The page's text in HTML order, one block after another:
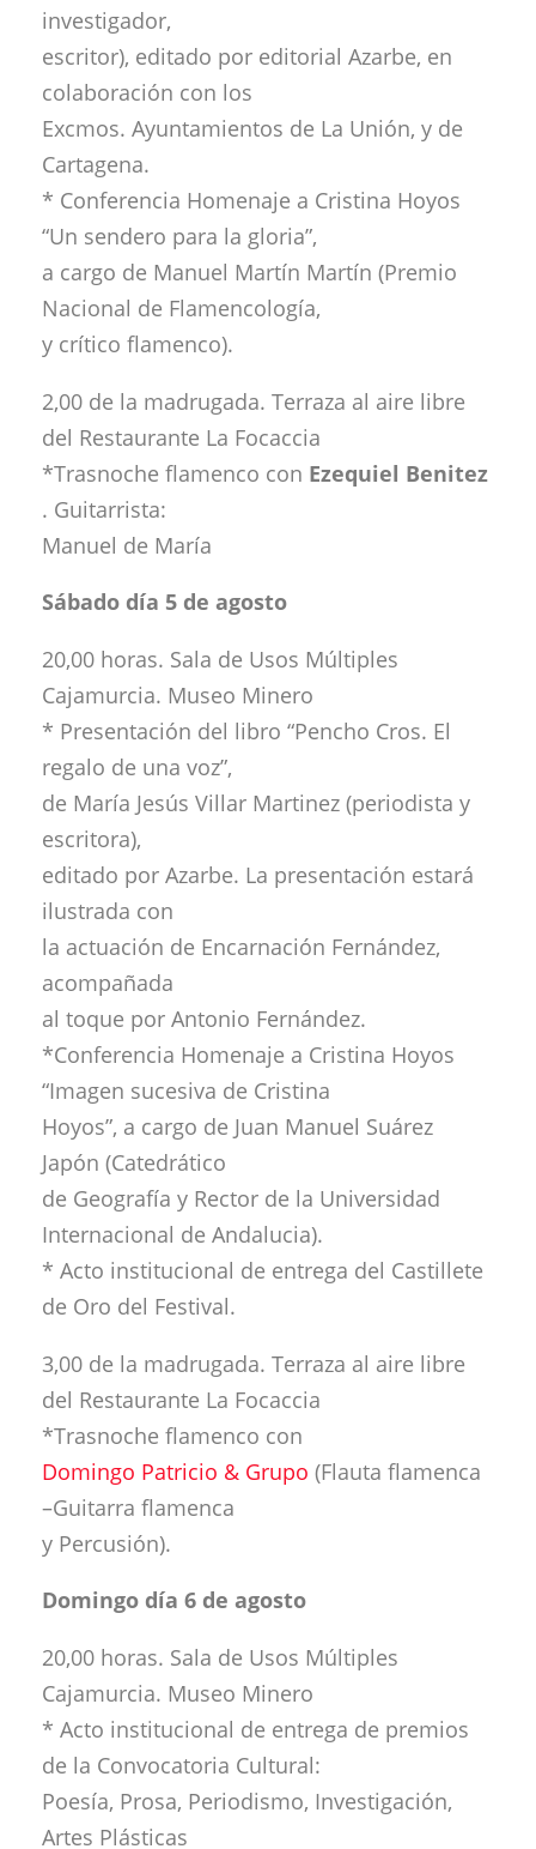
investigador,
escritor), editado por editorial Azarbe, en
colaboración con los
Excmos. Ayuntamientos de La Unión, y de
Cartagena.
* Conferencia Homenaje a Cristina Hoyos
“Un sendero para la gloria”,
a cargo de Manuel Martín Martín (Premio
Nacional de Flamencología,
y crítico flamenco).
2,00 de la madrugada. Terraza al aire libre
del Restaurante La Focaccia
*Trasnoche flamenco con Ezequiel Benitez
. Guitarrista:
Manuel de María
Sábado día 5 de agosto
20,00 horas. Sala de Usos Múltiples
Cajamurcia. Museo Minero
* Presentación del libro “Pencho Cros. El
regalo de una voz”,
de María Jesús Villar Martinez (periodista y
escritora),
editado por Azarbe. La presentación estará
ilustrada con
la actuación de Encarnación Fernández,
acompañada
al toque por Antonio Fernández.
*Conferencia Homenaje a Cristina Hoyos
“Imagen sucesiva de Cristina
Hoyos”, a cargo de Juan Manuel Suárez
Japón (Catedrático
de Geografía y Rector de la Universidad
Internacional de Andalucia).
* Acto institucional de entrega del Castillete
de Oro del Festival.
3,00 de la madrugada. Terraza al aire libre
del Restaurante La Focaccia
*Trasnoche flamenco con
Domingo Patricio & Grupo (Flauta flamenca
–Guitarra flamenca
y Percusión).
Domingo día 6 de agosto
20,00 horas. Sala de Usos Múltiples
Cajamurcia. Museo Minero
* Acto institucional de entrega de premios
de la Convocatoria Cultural:
Poesía, Prosa, Periodismo, Investigación,
Artes Plásticas